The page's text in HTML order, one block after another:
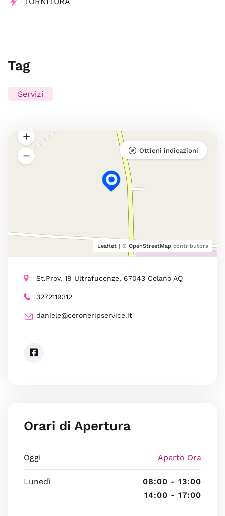
Tag
Servizi
Leaflet | © OpenStreetMap contributors
Ottieni indicazioni
St.Prov. 19 Ultrafucenze, 67043 Celano AQ
3272119312
daniele@ceroneripservice.it
Orari di Apertura
Oggi Aperto Ora
Lunedì
08:00 - 13:00
14:00 - 17:00